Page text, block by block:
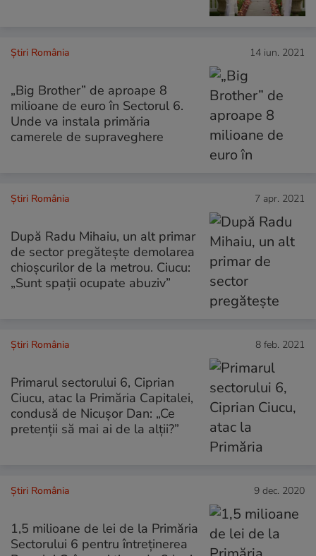
Știri România 14 iun. 2021
„Big Brother” de aproape 8
milioane de euro în Sectorul 6.
Unde va instala primăria
camerele de supraveghere
Știri România 7 apr. 2021
După Radu Mihaiu, un alt primar
de sector pregătește demolarea
chioșcurilor de la metrou. Ciucu:
„Sunt spații ocupate abuziv”
Știri România 8 feb. 2021
Primarul sectorului 6, Ciprian
Ciucu, atac la Primăria Capitalei,
condusă de Nicușor Dan: „Ce
pretenții să mai ai de la alții?”
Știri România 9 dec. 2020
1,5 milioane de lei de la Primăria
Sectorului 6 pentru întreținerea